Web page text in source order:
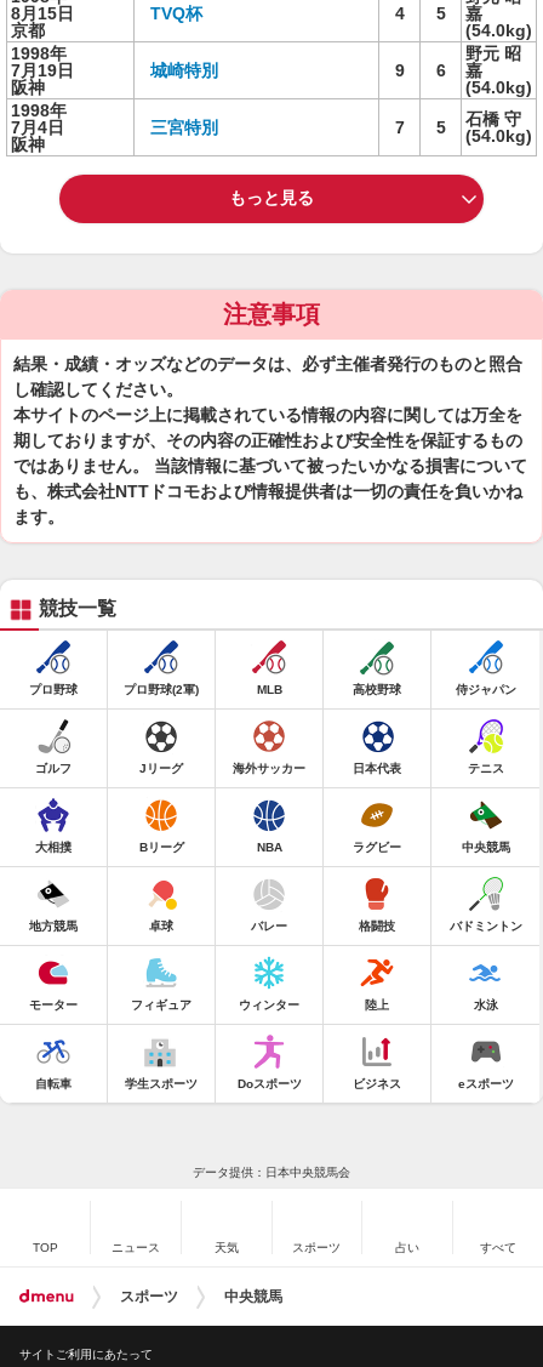
8月15日
京都
TVQ杯 4 5
嘉
(54.0kg)
1998年
7月19日
阪神
城崎特別 9 6
野元 昭
嘉
(54.0kg)
1998年
7月4日
阪神
三宮特別 7 5
石橋 守
(54.0kg)
もっと見る
注意事項
結果・成績・オッズなどのデータは、必ず主催者発行のものと照合
し確認してください。
本サイトのページ上に掲載されている情報の内容に関しては万全を
期しておりますが、その内容の正確性および安全性を保証するもの
ではありません。 当該情報に基づいて被ったいかなる損害について
も、株式会社NTTドコモおよび情報提供者は一切の責任を負いかね
ます。
競技一覧
プロ野球 プロ野球(2軍) MLB 高校野球 侍ジャパン
ゴルフ Jリーグ 海外サッカー 日本代表 テニス
大相撲 Bリーグ NBA ラグビー 中央競馬
地方競馬 卓球 バレー 格闘技 バドミントン
モーター フィギュア ウィンター 陸上 水泳
自転車 学生スポーツ Doスポーツ ビジネス eスポーツ
データ提供：日本中央競馬会
TOP ニュース 天気 スポーツ 占い すべて
スポーツ 中央競馬
サイトご利用にあたって